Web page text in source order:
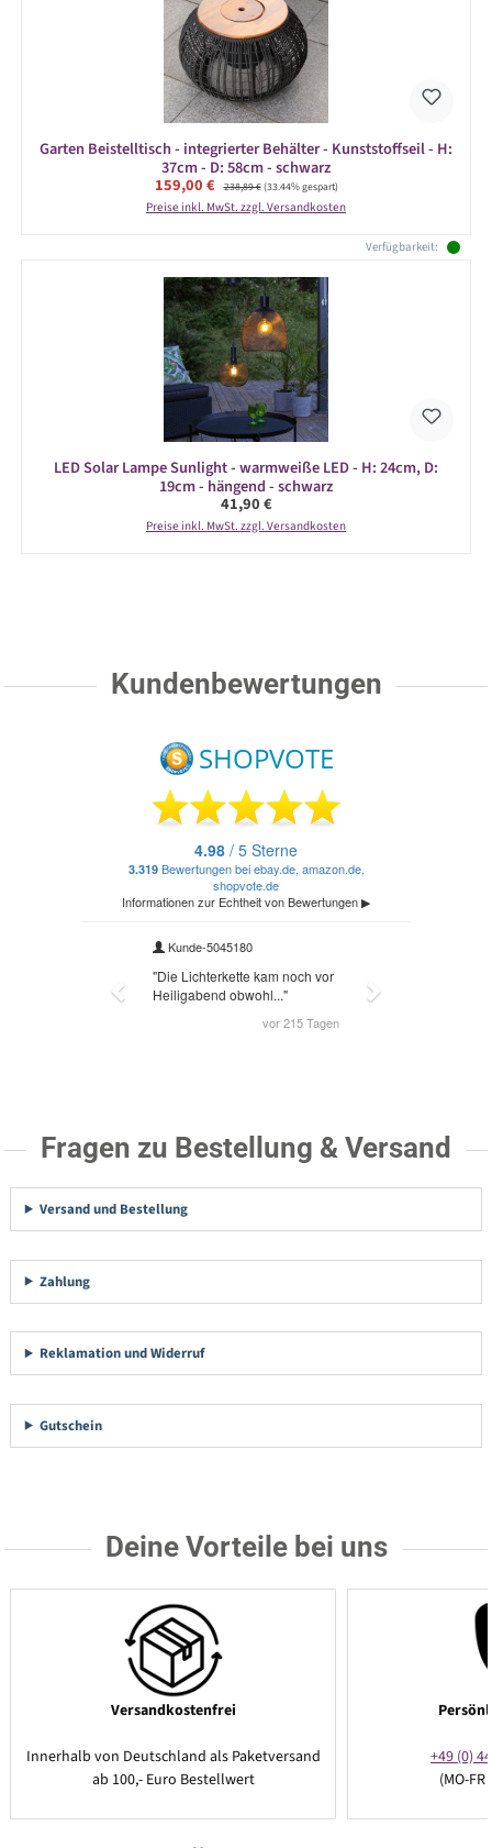
Garten Beistelltisch - integrierter Behälter - Kunststoffseil - H:
37cm - D: 58cm - schwarz
Verkaufspreis:
159,00 € Regulärer Preis:
238,89 €(33.44% gespart)
Preise inkl. MwSt. zzgl. Versandkosten
Verfügbarkeit:
LED Solar Lampe Sunlight - warmweiße LED - H: 24cm, D:
19cm - hängend - schwarz
Regulärer Preis:
41,90 €
Preise inkl. MwSt. zzgl. Versandkosten
Kundenbewertungen
Fragen zu Bestellung & Versand
Versand und Bestellung
Zahlung
Reklamation und Widerruf
Gutschein
Deine Vorteile bei uns
Versandkostenfrei
Innerhalb von Deutschland als Paketversand
ab 100,- Euro Bestellwert
+49 (0)
(MO-